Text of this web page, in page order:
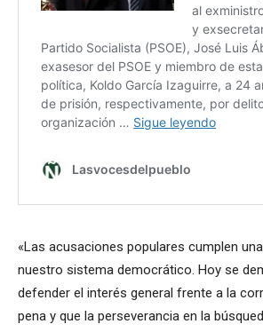
«Las acusaciones populares cumplen
nuestro sistema democrático. Hoy se
defender el interés general frente a la
pena y que la perseverancia en la